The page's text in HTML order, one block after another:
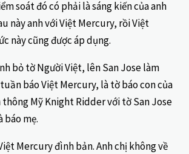
soát đó có phải là sáng kiến của anh
này anh với Việt Mercury, rồi Việt
này cũng được áp dụng.
bỏ tờ Người Việt, lên San Jose làm
báo Việt Mercury, là tờ báo con của
Mỹ Knight Ridder với tờ San Jose
báo mẹ.
Mercury đình bản. Anh chị không về